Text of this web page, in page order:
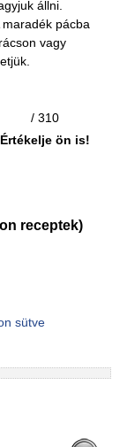
állni.
pácba
vagy
/ 310
Értékelje ön is!
receptek)
sütve